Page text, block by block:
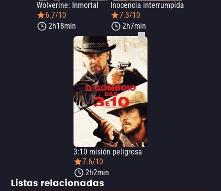
Wolverine: Inmortal
6.7/10
2h18min
Inocencia interrumpida
7.3/10
2h7min
3:10 misión peligrosa
7.6/10
2h2min
Listas relacionadas